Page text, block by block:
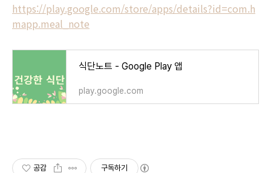
https://play.google.com/store/apps/details?id=com.h
mapp.meal_note
식단노트 - Google Play 앱
play.google.com
공감 구독하기